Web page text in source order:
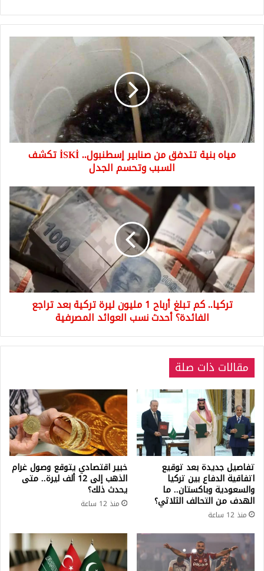
مياه
بنية
تتدفق
من
صنابير
إسطنبول..
İSKİ
تكشف
السبب
وتحسم
مياه بنية تتدفق من صنابير إسطنبول.. İSKİ تكشف
السبب وتحسم الجدل
تركيا..
كم
تبلغ
أرباح
1
مليون
ليرة
تركية
بعد
نسب
المصرفية
تركيا.. كم تبلغ أرباح 1 مليون ليرة تركية بعد تراجع
الفائدة؟ أحدث نسب العوائد المصرفية
مقالات ذات صلة
تفاصيل جديدة بعد توقيع
اتفاقية الدفاع بين تركيا
والسعودية وباكستان.. ما
الهدف من التحالف الثلاثي؟
منذ 12 ساعة
خبير اقتصادي يتوقع وصول غرام
الذهب إلى 12 ألف ليرة.. متى
يحدث ذلك؟
منذ 12 ساعة